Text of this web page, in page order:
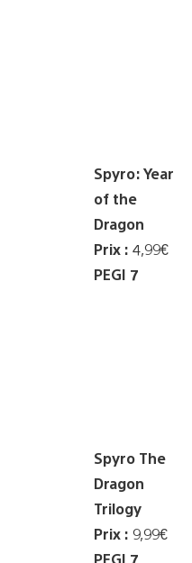
Spyro: Year
of the
Dragon
Prix : 4,99€
PEGI 7
Spyro The
Dragon
Trilogy
Prix : 9,99€
PEGI 7